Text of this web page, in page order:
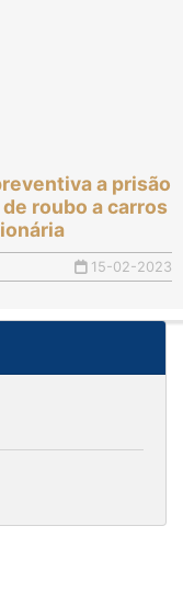
a prisão
roubo a carros
15-02-2023